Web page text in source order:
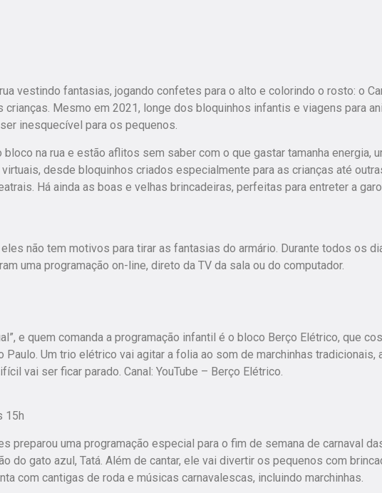
vestindo fantasias, jogando confetes para o alto e colorindo o rosto: o
Mesmo em 2021, longe dos bloquinhos infantis e viagens para
inesquecível para os pequenos.
na rua e estão aflitos sem saber com o que gastar tamanha energia,
desde bloquinhos criados especialmente para as crianças até
Há ainda as boas e velhas brincadeiras, perfeitas para entreter a
não tem motivos para tirar as fantasias do armário. Durante todos os
uma programação on-line, direto da TV da sala ou do computador.
e quem comanda a programação infantil é o bloco Berço Elétrico, que
Um trio elétrico vai agitar a folia ao som de marchinhas tradicionais,
vai ser ficar parado. Canal: YouTube – Berço Elétrico.
15h
preparou uma programação especial para o fim de semana de carnaval
do gato azul, Tatá. Além de cantar, ele vai divertir os pequenos com
com cantigas de roda e músicas carnavalescas, incluindo marchinhas.